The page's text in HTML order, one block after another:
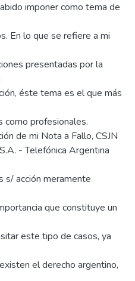
imponer como tema de
En lo que se refiere a mi
presentadas por la
éste tema es el que más
profesionales.
de mi Nota a Fallo, CSJN
- Telefónica Argentina
s/ acción meramente
que constituye un
este tipo de casos, ya
el derecho argentino,